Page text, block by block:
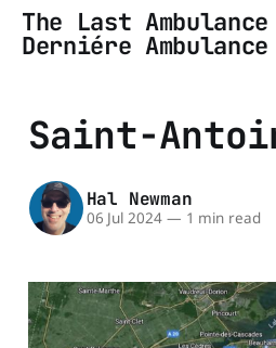
The Last
Derniére Ambulance
Saint-
Hal Newman
06 Jul 2024 — 1 min read